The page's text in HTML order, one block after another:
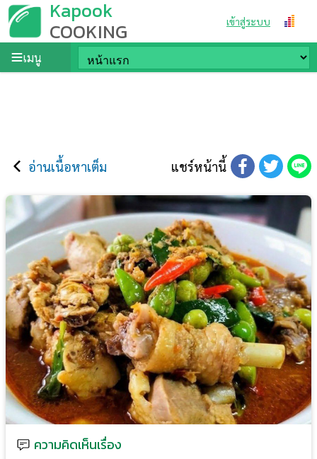
Kapook
COOKING เข้าสู่ระบบ
เมนู
อ่านเนื้อหาเต็ม แชร์หน้านี้
ความคิดเห็นเรื่อง